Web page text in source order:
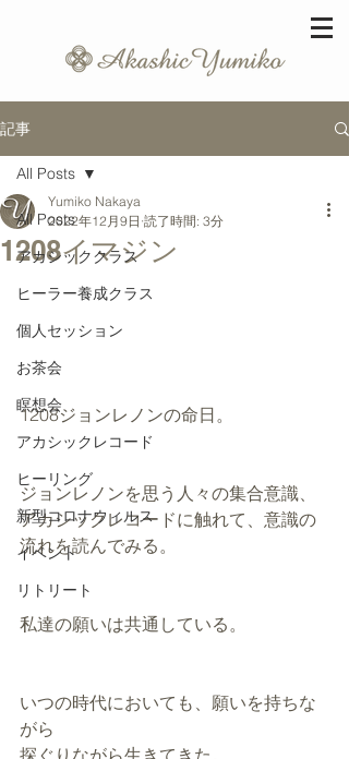
記事
All Posts
アカシッククラス
ヒーラー養成クラス
個人セッション
お茶会
瞑想会
アカシックレコード
ヒーリング
新型コロナウィルス
イベント
リトリート
All Posts
1208イマジン
Yumiko Nakaya
2022年12月9日 読了時間: 3分
1208ジョンレノンの命日。
ジョンレノンを思う人々の集合意識、
アカシックレコードに触れて、意識の
流れを読んでみる。
私達の願いは共通している。
いつの時代においても、願いを持ちな
がら
探ぐりながら生きてきた。